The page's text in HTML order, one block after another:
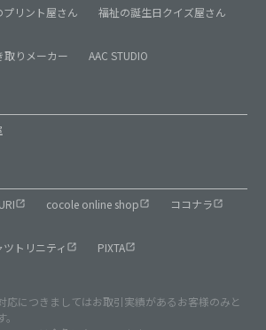
プリント屋さん 福祉の誕生日クイズ屋さん
取りメーカー AAC STUDIO
cocole online shop ココナラ
ツトリニティ PIXTA
応につきましてはお取引実績があるお客様のみと